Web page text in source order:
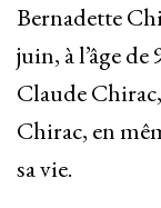
Bernadette
juin, à l’âge
Claude
Chirac, en
sa vie.